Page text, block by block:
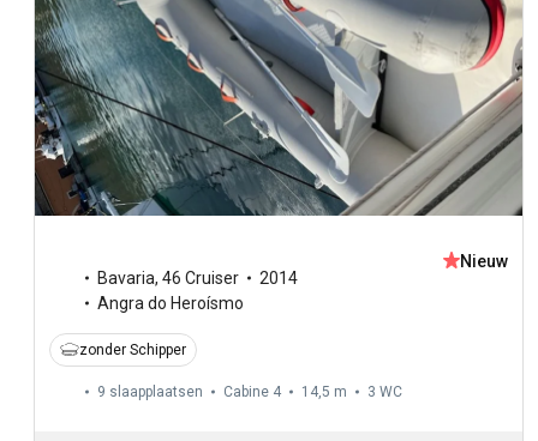
Bavaria, 46 Cruiser
2014
Angra do Heroísmo
Nieuw
zonder Schipper
9 slaapplaatsen Cabine 4 14,5 m 3 WC